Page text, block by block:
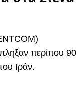
περίπου 90
Ιράν.